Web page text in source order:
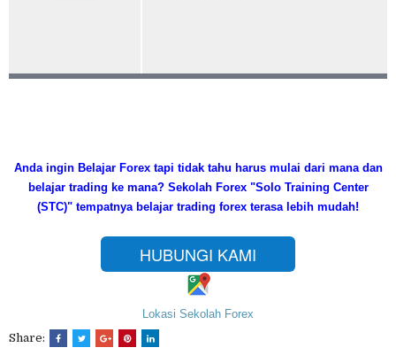
Anda ingin Belajar Forex tapi tidak tahu harus mulai dari mana dan
belajar trading ke mana? Sekolah Forex "Solo Training Center
(STC)" tempatnya belajar trading forex terasa lebih mudah!
HUBUNGI KAMI
Lokasi Sekolah Forex
Share: